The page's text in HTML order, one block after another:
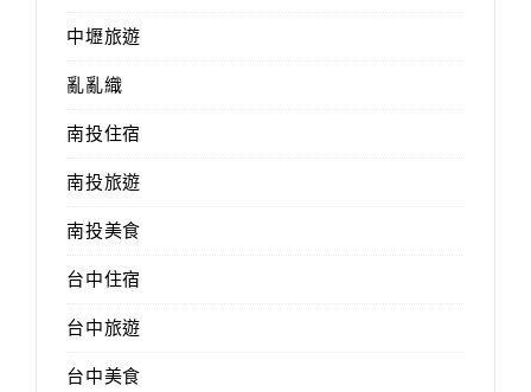
中壢旅遊
亂亂織
南投住宿
南投旅遊
南投美食
台中住宿
台中旅遊
台中美食